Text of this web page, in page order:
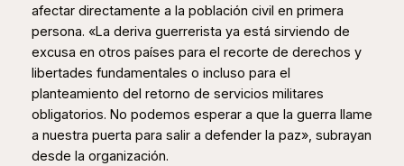
afectar directamente a la población civil en primera
persona. «La deriva guerrerista ya está sirviendo de
excusa en otros países para el recorte de derechos y
libertades fundamentales o incluso para el
planteamiento del retorno de servicios militares
obligatorios. No podemos esperar a que la guerra llame
a nuestra puerta para salir a defender la paz», subrayan
desde la organización.